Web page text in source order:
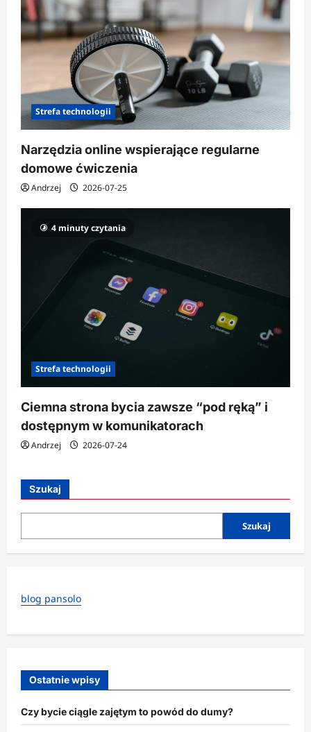
Strefa technologii
Narzędzia online wspierające regularne
domowe ćwiczenia
Andrzej 2026-07-25
4 minuty czytania
Strefa technologii
Ciemna strona bycia zawsze “pod ręką” i
dostępnym w komunikatorach
Andrzej 2026-07-24
Szukaj
Szukaj
blog pansolo
Ostatnie wpisy
Czy bycie ciągle zajętym to powód do dumy?